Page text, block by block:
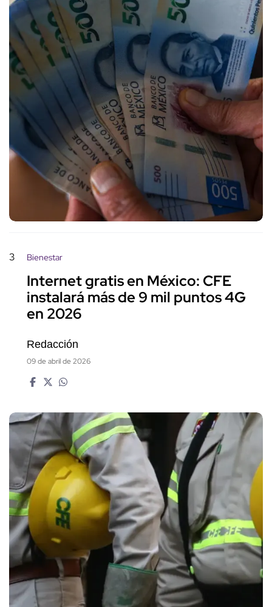
3 Bienestar
Internet gratis en México: CFE
instalará más de 9 mil puntos 4G
en 2026
Redacción
09 de abril de 2026